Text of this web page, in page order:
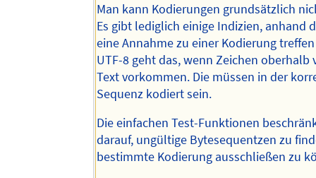
Man kann Kodierungen grundsätzlich
Es gibt lediglich einige Indizien, anhand
eine Annahme zu einer Kodierung
UTF-8 geht das, wenn Zeichen oberhalb
Text vorkommen. Die müssen in der
Sequenz kodiert sein.
Die einfachen Test-Funktionen
darauf, ungültige Bytesequentzen zu
bestimmte Kodierung ausschließen zu